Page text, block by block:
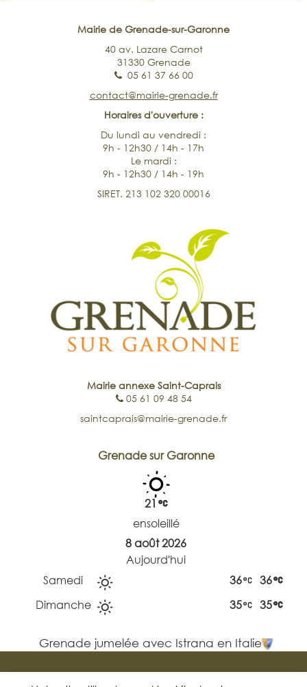
Mairie de Grenade-sur-Garonne
40 av. Lazare Carnot
31330 Grenade
05 61 37 66 00
contact@mairie-grenade.fr
Horaires d'ouverture :
Du lundi au vendredi :
9h - 12h30 / 14h - 17h
Le mardi :
9h - 12h30 / 14h - 19h
SIRET. 213 102 320 00016
Mairie annexe Saint-Caprais
05 61 09 48 54
saintcaprais@mairie-grenade.fr
Grenade sur Garonne
21
ensoleillé
8 août 2026
Aujourd'hui
Samedi
36
36
Dimanche
35
35
Grenade jumelée avec Istrana en Italie